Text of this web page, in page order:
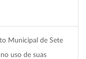
Municipal de Sete
uso de suas